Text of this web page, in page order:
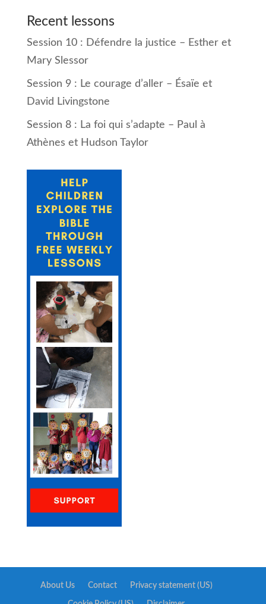
Recent lessons
Session 10 : Défendre la justice – Esther et
Mary Slessor
Session 9 : Le courage d’aller – Ésaïe et
David Livingstone
Session 8 : La foi qui s’adapte – Paul à
Athènes et Hudson Taylor
About Us Contact Privacy statement (US)